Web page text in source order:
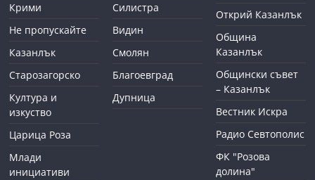
Крими
Не пропускайте
Казанлък
Старозагорско
Култура и
изкуство
Царица Роза
Млади
инициативи
Силистра
Видин
Смолян
Благоевград
Дупница
Открий Казанлък
Община
Казанлък
Общински съвет
– Казанлък
Вестник Искра
Радио Севтополис
ФК "Розова
долина"